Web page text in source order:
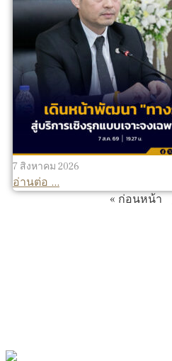
7 สิงหาคม 2026
อ่านต่อ ...
« ก่อนหน้า